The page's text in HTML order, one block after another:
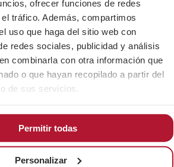
ofrecer funciones de redes
tráfico. Además, compartimos
uso que haga del sitio web con
redes sociales, publicidad y análisis
combinarla con otra información que
o que hayan recopilado a partir del
de sus servicios.
Permitir todas
Personalizar
BILBAO, S.L. Todos los
CBAM
Aviso Legal
Política de Privacidad